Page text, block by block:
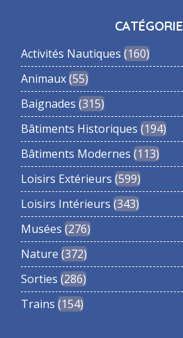
Activités Nautiques 160
Animaux 55
Baignades 315
Bâtiments Historiques 194
Bâtiments Modernes 113
Loisirs Extérieurs 599
Loisirs Intérieurs 343
Musées 276
Nature 372
Sorties 286
Trains 154